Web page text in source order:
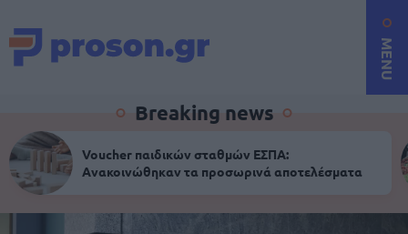
MENU
Breaking news
Voucher παιδικών σταθμών ΕΣΠΑ:
Ανακοινώθηκαν τα προσωρινά αποτελέσματα